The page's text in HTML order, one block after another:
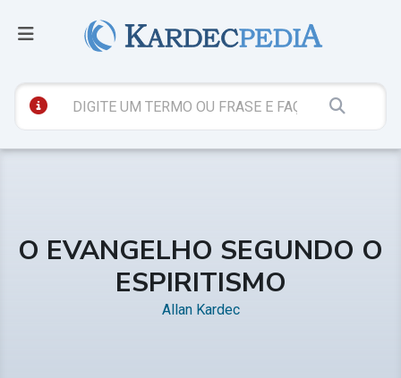
O EVANGELHO SEGUNDO O
ESPIRITISMO
Allan Kardec